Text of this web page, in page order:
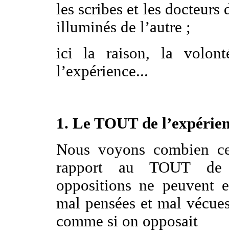
les scribes et les docteurs
illuminés de l’autre ;
ici la raison, la
l’expérience...
1. Le TOUT de
Nous voyons combien
rapport au TOUT de
oppositions ne peuvent
mal pensées et mal
comme si on opposait